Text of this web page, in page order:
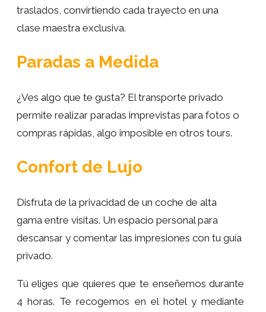
traslados, convirtiendo cada trayecto en una
clase maestra exclusiva.
Paradas a Medida
¿Ves algo que te gusta? El transporte privado
permite realizar paradas imprevistas para fotos o
compras rápidas, algo imposible en otros tours.
Confort de Lujo
Disfruta de la privacidad de un coche de alta
gama entre visitas. Un espacio personal para
descansar y comentar las impresiones con tu guía
privado.
Tú eliges que quieres que te enseñemos durante
4 horas. Te recogemos en el hotel y mediante